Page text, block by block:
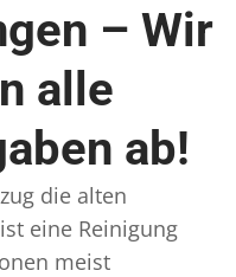
– Wir
alle
ab!
die alten
eine Reinigung
meist